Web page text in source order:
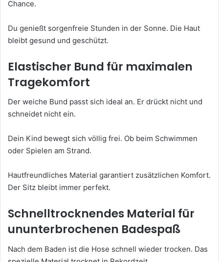
Chance.
Du genießt sorgenfreie Stunden in der Sonne. Die Haut
bleibt gesund und geschützt.
Elastischer Bund für maximalen
Tragekomfort
Der weiche Bund passt sich ideal an. Er drückt nicht und
schneidet nicht ein.
Dein Kind bewegt sich völlig frei. Ob beim Schwimmen
oder Spielen am Strand.
Hautfreundliches Material garantiert zusätzlichen Komfort.
Der Sitz bleibt immer perfekt.
Schnelltrocknendes Material für
ununterbrochenen Badespaß
Nach dem Baden ist die Hose schnell wieder trocken. Das